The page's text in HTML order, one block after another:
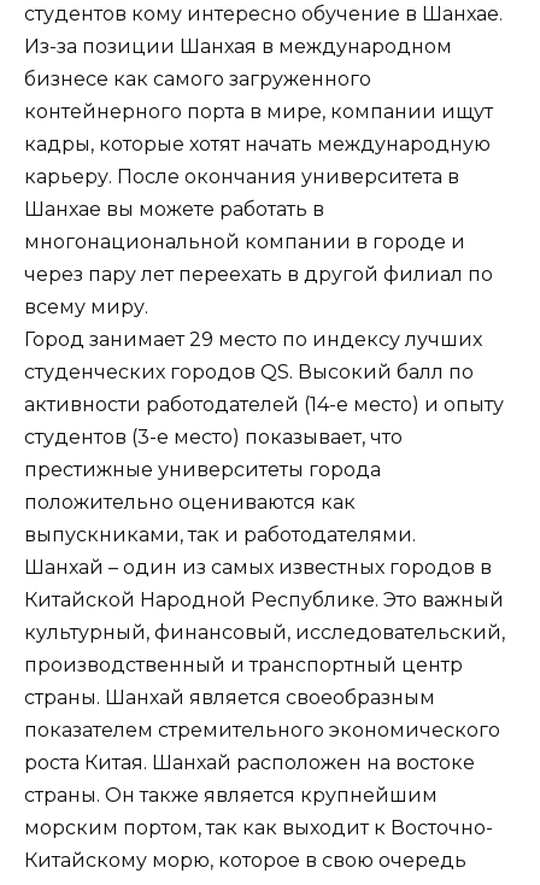
студентов кому интересно обучение в Шанхае.
Из-за позиции Шанхая в международном
бизнесе как самого загруженного
контейнерного порта в мире, компании ищут
кадры, которые хотят начать международную
карьеру. После окончания университета в
Шанхае вы можете работать в
многонациональной компании в городе и
через пару лет переехать в другой филиал по
всему миру.
Город занимает 29 место по индексу лучших
студенческих городов QS. Высокий балл по
активности работодателей (14-е место) и опыту
студентов (3-е место) показывает, что
престижные университеты города
положительно оцениваются как
выпускниками, так и работодателями.
Шанхай – один из самых известных городов в
Китайской Народной Республике. Это важный
культурный, финансовый, исследовательский,
производственный и транспортный центр
страны. Шанхай является своеобразным
показателем стремительного экономического
роста Китая. Шанхай расположен на востоке
страны. Он также является крупнейшим
морским портом, так как выходит к Восточно-
Китайскому морю, которое в свою очередь